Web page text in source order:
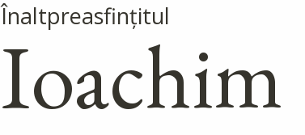
Înaltpreasfinţitul
Ioachim